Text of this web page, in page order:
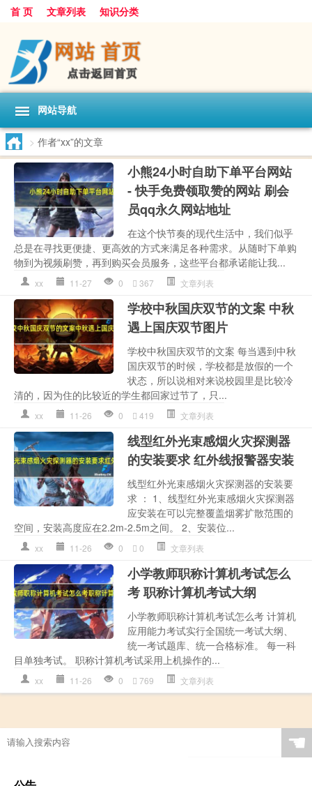
首 页 文章列表 知识分类
网站导航
> 作者“xx”的文章
小熊24小时自助下单平台网站
- 快手免费领取赞的网站 刷会
员qq永久网站地址
在这个快节奏的现代生活中，我们似乎
总是在寻找更便捷、更高效的方式来满足各种需求。从随时下单购
物到为视频刷赞，再到购买会员服务，这些平台都承诺能让我...
xx 11-27 0 367 文章列表
学校中秋国庆双节的文案 中秋
遇上国庆双节图片
学校中秋国庆双节的文案 每当遇到中秋
国庆双节的时候，学校都是放假的一个
状态，所以说相对来说校园里是比较冷
清的，因为住的比较近的学生都回家过节了，只...
xx 11-26 0 419 文章列表
线型红外光束感烟火灾探测器
的安装要求 红外线报警器安装
线型红外光束感烟火灾探测器的安装要
求 ： 1、线型红外光束感烟火灾探测器
应安装在可以完整覆盖烟雾扩散范围的
空间，安装高度应在2.2m-2.5m之间。 2、安装位...
xx 11-26 0 0 文章列表
小学教师职称计算机考试怎么
考 职称计算机考试大纲
小学教师职称计算机考试怎么考 计算机
应用能力考试实行全国统一考试大纲、
统一考试题库、统一合格标准。 每一科
目单独考试。 职称计算机考试采用上机操作的...
xx 11-26 0 769 文章列表
☚